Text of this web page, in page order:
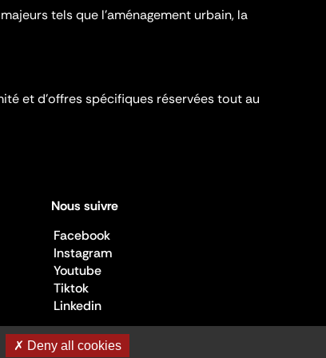
tels que l'aménagement urbain, la
et d’offres spécifiques réservées tout au
Nous suivre
Facebook
Instagram
Youtube
Tiktok
Linkedin
✗ Deny all cookies